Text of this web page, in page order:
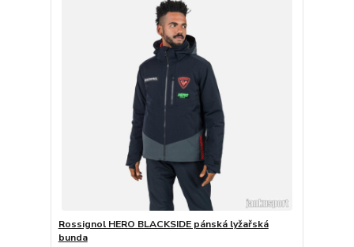
Rossignol HERO BLACKSIDE pánská lyžařská
bunda